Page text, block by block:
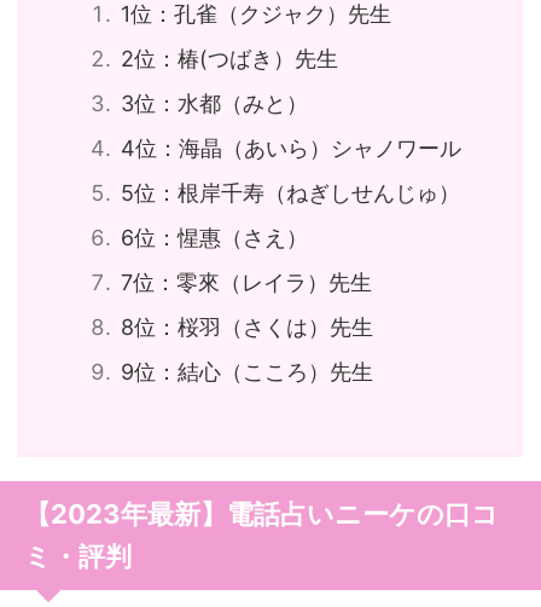
1位：孔雀（クジャク）先生
2位：椿(つばき）先生
3位：水都（みと）
4位：海晶（あいら）シャノワール
5位：根岸千寿（ねぎしせんじゅ）
6位：惺惠（さえ）
7位：零來（レイラ）先生
8位：桜羽（さくは）先生
9位：結心（こころ）先生
【2023年最新】電話占いニーケの口コ
ミ・評判